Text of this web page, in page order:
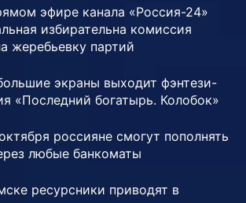
эфире канала «Россия-24»
избирательна комиссия
жеребьевку партий
экраны выходит фэнтези-
«Последний богатырь. Колобок»
россияне смогут пополнять
любые банкоматы
ресурсники приводят в